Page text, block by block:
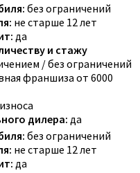
без ограничений
не старше 12 лет
да
и стажу
/ без ограничений
франшиза от 6000
дилера: да
без ограничений
не старше 12 лет
да